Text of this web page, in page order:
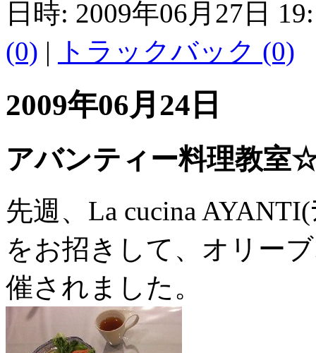
日時: 2009年06月27日
(0) | トラックバック (0)
2009年06月24日
アバンティー料理教室
先週、La cucina
をお招きして、オリー
催されました。